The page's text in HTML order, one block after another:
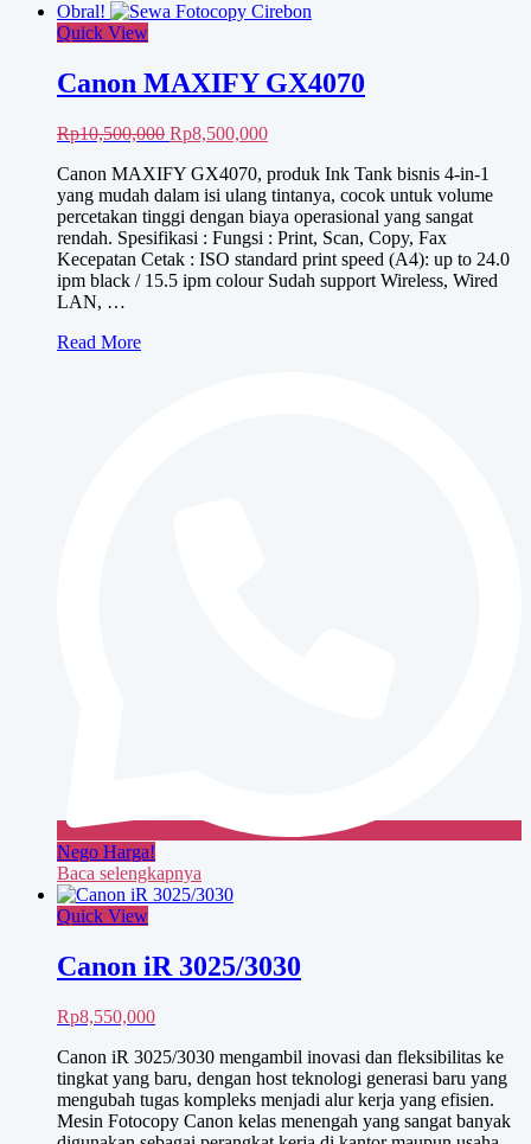
Obral!
Quick View
Canon MAXIFY GX4070
Rp10,500,000 Harga
adalah:
Rp10,500,000.
Rp8,500,000Harga
ini
adalah:
Rp8,500,000.
Canon MAXIFY GX4070, produk Ink Tank bisnis 4-in-1
yang mudah dalam isi ulang tintanya, cocok untuk volume
percetakan tinggi dengan biaya operasional yang sangat
rendah. Spesifikasi : Fungsi : Print, Scan, Copy, Fax
Kecepatan Cetak : ISO standard print speed (A4): up to 24.0
ipm black / 15.5 ipm colour Sudah support Wireless, Wired
LAN, …
Canon
Read More
Nego Harga!
Baca selengkapnya
Quick View
Canon iR 3025/3030
Rp8,550,000
Canon iR 3025/3030 mengambil inovasi dan fleksibilitas ke
tingkat yang baru, dengan host teknologi generasi baru yang
mengubah tugas kompleks menjadi alur kerja yang efisien.
Mesin Fotocopy Canon kelas menengah yang sangat banyak